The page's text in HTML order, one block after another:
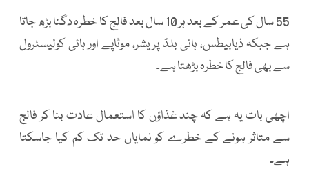
55 سال کی عمر کے بعد ہر 10 سال بعد فالج کا خطرہ دگنا بڑھ جاتا
ہے جبکہ ذیابیطس، ہائی بلڈ پریشر، موٹاپے اور ہائی کولیسٹرول
سے بھی فالج کا خطرہ بڑھتا ہے۔
اچھی بات یہ ہے کہ چند غذاؤں کا استعمال عادت بنا کر فالج
سے متاثر ہونے کے خطرے کو نمایاں حد تک کم کیا جاسکتا
ہے۔